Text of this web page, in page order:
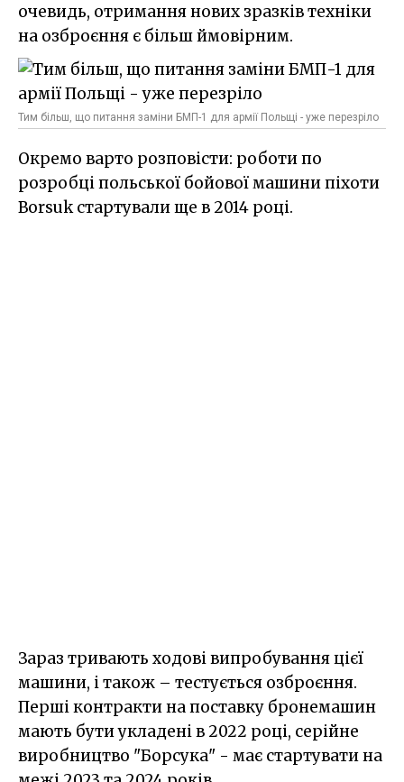
очевидь, отримання нових зразків техніки
на озброєння є більш ймовірним.
Тим більш, що питання заміни БМП-1 для армії Польщі - уже перезріло
Окремо варто розповісти: роботи по
розробці польської бойової машини піхоти
Borsuk стартували ще в 2014 році.
Зараз тривають ходові випробування цієї
машини, і також – тестується озброєння.
Перші контракти на поставку бронемашин
мають бути укладені в 2022 році, серійне
виробництво "Борсука" - має стартувати на